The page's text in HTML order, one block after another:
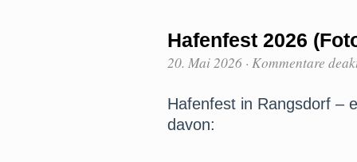
Hafenfest 2026
20. Mai 2026 · Kommentare
Hafenfest in Rangsdorf –
davon: